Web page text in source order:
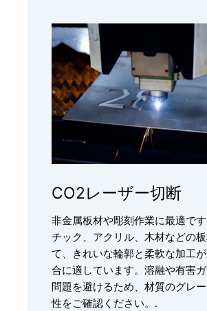
CO2レーザー切断
非金属板材や彫刻作業に最適で
チック、アクリル、木材などの
て、きれいな輪郭と柔軟な加工
合に適しています。溶融や有害
問題を避けるため、材質のグレ
性をご確認ください。.